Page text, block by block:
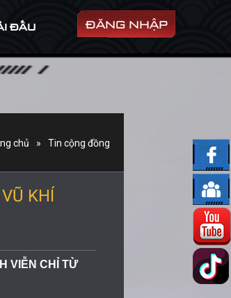
ĐẤU ĐĂNG NHẬP
chủ » Tin cộng đồng
KHÍ
VIỄN CHỈ TỪ